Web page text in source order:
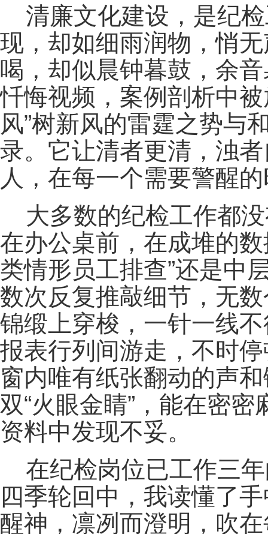
清廉文化建设，是纪
现，却如细雨润物，悄
喝，却似晨钟暮鼓，余
忏悔视频，案例剖析中
风”树新风的雷霆之势与
录。它让清者更清，浊
人，在每一个需要警醒
大多数的纪检工作都
在办公桌前，在成堆的
类情形员工排查”还是中
数次反复推敲细节，无
锦缎上穿梭，一针一线
报表行列间游走，不时
窗内唯有纸张翻动的声
双“火眼金睛”，能在密
资料中发现不妥。
在纪检岗位已工作三
四季轮回中，我读懂了
醒神，凛冽而澄明，吹